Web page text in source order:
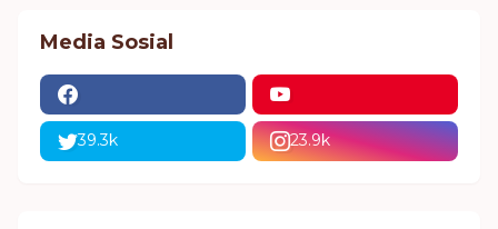
Media Sosial
39.3k 23.9k